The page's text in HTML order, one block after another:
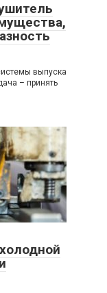
выпуска
– принять